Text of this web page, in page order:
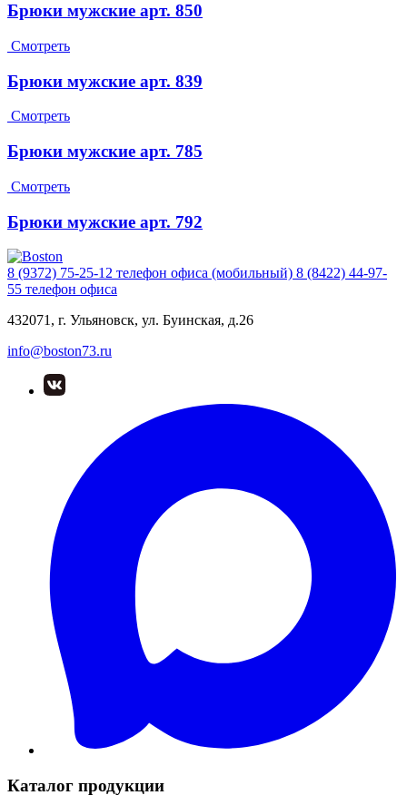
Брюки мужские арт. 850
Смотреть
Брюки мужские арт. 839
Смотреть
Брюки мужские арт. 785
Смотреть
Брюки мужские арт. 792
8 (9372) 75-25-12 телефон офиса (мобильный) 8 (8422) 44-97-
55 телефон офиса
432071, г. Ульяновск, ул. Буинская, д.26
info@boston73.ru
Каталог продукции